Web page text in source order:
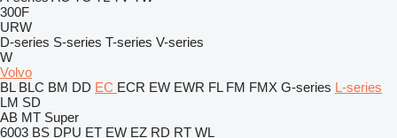
300F
URW
D-series S-series T-series V-series
W
Volvo
BL BLC BM DD EC ECR EW EWR FL FM FMX G-series L-series
LM SD
AB MT Super
6003 BS DPU ET EW EZ RD RT WL